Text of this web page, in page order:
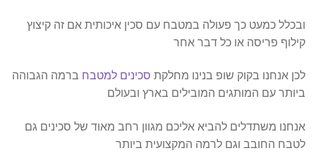
ובכלל כמעט כך פעולה במטבח עם סכין איכותית אם זה קיצוץ
קילוף פריסה או כל דבר אחר
לכן אנחנו בקוק שופ בנינו מחלקת סכינים למטבח ברמה הגבוהה
ביותר עם המותגים המובילים בארץ ובעולם
אנחנו משתדלים להביא אליכם מגוון רחב מאוד של סכינים גם
לטבח החובב וגם לרמה המקצועית ביותר